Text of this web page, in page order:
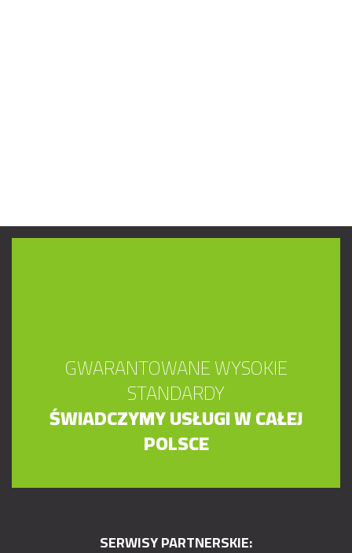
GWARANTOWANE WYSOKIE
STANDARDY
ŚWIADCZYMY USŁUGI W CAŁEJ
POLSCE
SERWISY PARTNERSKIE: